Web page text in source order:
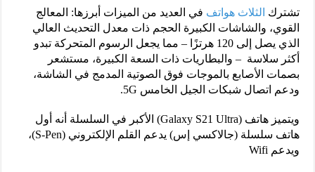
تشتركالثلاث هواتففي العديد من الميزات أبرزها: المعالج
القوي، والشاشات الكبيرة الحجم ذات معدل التحديث العالي
الذي يصل إلى 120 هرتزًا – مما يجعل الرسوم المتحركة تبدو
أكثر سلاسة – والبطاريات ذات السعة الكبيرة، مستشعر
بصمات الأصابع بالموجات فوق الصوتية المدمج في الشاشة،
ودعم اتصال شبكات الجيل الخامس 5G.
ويتميز هاتف (Galaxy S21 Ultra) الأكبر في السلسلة أنه أول
هاتف سلسلة (جالاكسي إس) يدعم القلم الإلكتروني (S-Pen)،
ويدعم Wifi